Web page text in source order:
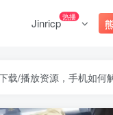
Jinricp热播
载/播放资源，手机如何